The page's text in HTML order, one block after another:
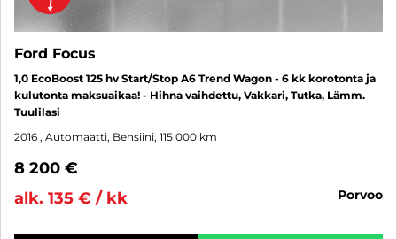
Ford Focus
1,0 EcoBoost 125 hv Start/Stop A6 Trend Wagon - 6 kk korotonta ja
kulutonta maksuaikaa! - Hihna vaihdettu, Vakkari, Tutka, Lämm.
Tuulilasi
2016 , Automaatti, Bensiini, 115 000 km
8 200 €
alk. 135 € / kk
porvoo